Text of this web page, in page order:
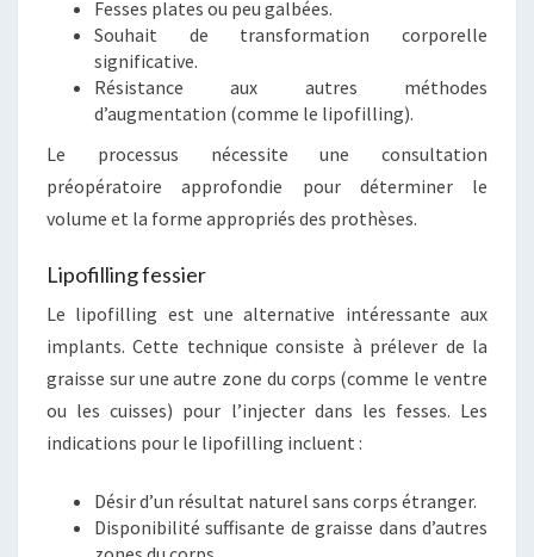
Fesses plates ou peu galbées.
Souhait de transformation corporelle
significative.
Résistance aux autres méthodes
d’augmentation (comme le lipofilling).
Le processus nécessite une consultation
préopératoire approfondie pour déterminer le
volume et la forme appropriés des prothèses.
Lipofilling fessier
Le lipofilling est une alternative intéressante aux
implants. Cette technique consiste à prélever de la
graisse sur une autre zone du corps (comme le ventre
ou les cuisses) pour l’injecter dans les fesses. Les
indications pour le lipofilling incluent :
Désir d’un résultat naturel sans corps étranger.
Disponibilité suffisante de graisse dans d’autres